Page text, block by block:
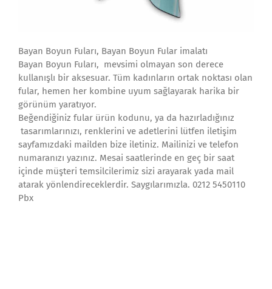
Bayan Boyun Fuları, Bayan Boyun Fular imalatı
Bayan Boyun Fuları, mevsimi olmayan son derece
kullanışlı bir aksesuar. Tüm kadınların ortak noktası olan
fular, hemen her kombine uyum sağlayarak harika bir
görünüm yaratıyor.
Beğendiğiniz fular ürün kodunu, ya da hazırladığınız
tasarımlarınızı, renklerini ve adetlerini lütfen iletişim
sayfamızdaki mailden bize iletiniz. Mailinizi ve telefon
numaranızı yazınız. Mesai saatlerinde en geç bir saat
içinde müşteri temsilcilerimiz sizi arayarak yada mail
atarak yönlendireceklerdir. Saygılarımızla. 0212 5450110
Pbx